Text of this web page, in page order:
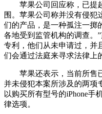
苹果公司回应称，已提
围。苹果公司称并没有侵犯
们的产品，是一种孤注一掷
各地受到监管机构的调查。
专利，他们从未申请过，并
们会通过法庭来寻求法律上
苹果还表示，当前所售已
并未侵犯本案所涉及的两项
以购买所有型号的iPhone手
律选项。